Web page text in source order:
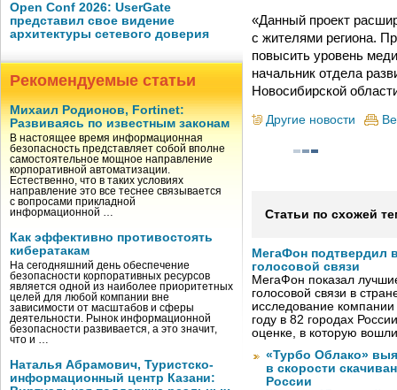
Open Conf 2026: UserGate
представил свое видение
архитектуры сетевого доверия
Рекомендуемые статьи
Михаил Родионов, Fortinet:
Развиваясь по известным законам
В настоящее время информационная
безопасность представляет собой вполне
самостоятельное мощное направление
корпоративной автоматизации.
Естественно, что в таких условиях
направление это все теснее связывается
с вопросами прикладной
информационной …
Как эффективно противостоять
кибератакам
На сегодняшний день обеспечение
безопасности корпоративных ресурсов
является одной из наиболее приоритетных
целей для любой компании вне
зависимости от масштабов и сферы
деятельности. Рынок информационной
безопасности развивается, а это значит,
что и …
Наталья Абрамович, Туристско-
информационный центр Казани:
«Данный проект
с жителями региона.
повысить уровень
начальник отдела
Новосибирской
Другие новости
Статьи по схожей
МегаФон подтвердил
голосовой связи
МегаФон показал
голосовой связи в
исследование
году в 82 городах
оценке, в которую
«Турбо Облако»
в скорости
России